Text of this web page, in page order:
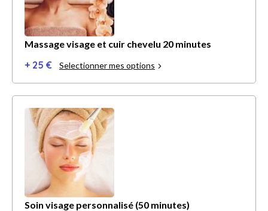
Massage visage et cuir chevelu 20 minutes
+ 25 € Selectionner mes options
Soin visage personnalisé (50 minutes)